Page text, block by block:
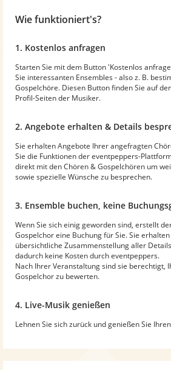
Wie funktioniert's?
1. Kostenlos anfragen
Starten Sie mit dem Button 'Kostenlos
Sie interessanten Ensembles - also z. B.
Gospelchöre. Diesen Button finden Sie auf
Profil-Seiten der Musiker.
2. Angebote erhalten & Details
Sie erhalten Angebote Ihrer angefragten
Sie die Funktionen der eventpeppers-
direkt mit den Chören & Gospelchören um
sowie spezielle Wünsche zu besprechen.
3. Ensemble buchen, keine
Wenn Sie sich einig geworden sind, erstellt
Gospelchor eine Buchung für Sie. Sie
übersichtliche Zusammenstellung aller
dadurch keine Kosten durch eventpeppers.
Nach Ihrer Veranstaltung sind sie berechtigt,
Gospelchor zu bewerten.
4. Live-Musik genießen
Lehnen Sie sich zurück und genießen Sie